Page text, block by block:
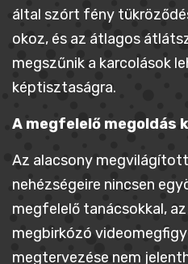
által szórt fény
okoz, és az átlagos
megszűnik a karcolások
képtisztaságra.
A megfelelő megoldás
Az alacsony
nehézségeire nincsen
megfelelő tanácsokkal,
megbirkózó
megtervezése nem